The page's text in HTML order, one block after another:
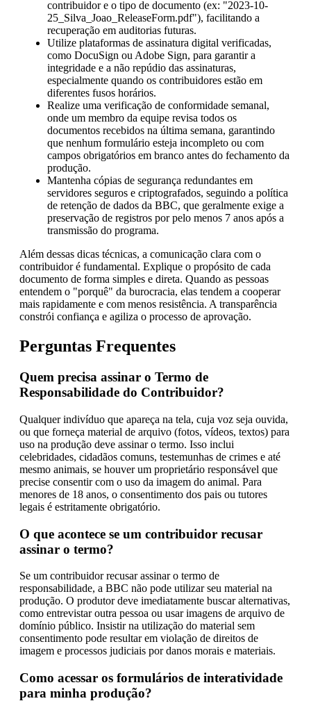
contribuidor e o tipo de documento (ex: "2023-10-
25_Silva_Joao_ReleaseForm.pdf"), facilitando a
recuperação em auditorias futuras.
Utilize plataformas de assinatura digital verificadas,
como DocuSign ou Adobe Sign, para garantir a
integridade e a não repúdio das assinaturas,
especialmente quando os contribuidores estão em
diferentes fusos horários.
Realize uma verificação de conformidade semanal,
onde um membro da equipe revisa todos os
documentos recebidos na última semana, garantindo
que nenhum formulário esteja incompleto ou com
campos obrigatórios em branco antes do fechamento da
produção.
Mantenha cópias de segurança redundantes em
servidores seguros e criptografados, seguindo a política
de retenção de dados da BBC, que geralmente exige a
preservação de registros por pelo menos 7 anos após a
transmissão do programa.
Além dessas dicas técnicas, a comunicação clara com o
contribuidor é fundamental. Explique o propósito de cada
documento de forma simples e direta. Quando as pessoas
entendem o "porquê" da burocracia, elas tendem a cooperar
mais rapidamente e com menos resistência. A transparência
constrói confiança e agiliza o processo de aprovação.
Perguntas Frequentes
Quem precisa assinar o Termo de
Responsabilidade do Contribuidor?
Qualquer indivíduo que apareça na tela, cuja voz seja ouvida,
ou que forneça material de arquivo (fotos, vídeos, textos) para
uso na produção deve assinar o termo. Isso inclui
celebridades, cidadãos comuns, testemunhas de crimes e até
mesmo animais, se houver um proprietário responsável que
precise consentir com o uso da imagem do animal. Para
menores de 18 anos, o consentimento dos pais ou tutores
legais é estritamente obrigatório.
O que acontece se um contribuidor recusar
assinar o termo?
Se um contribuidor recusar assinar o termo de
responsabilidade, a BBC não pode utilizar seu material na
produção. O produtor deve imediatamente buscar alternativas,
como entrevistar outra pessoa ou usar imagens de arquivo de
domínio público. Insistir na utilização do material sem
consentimento pode resultar em violação de direitos de
imagem e processos judiciais por danos morais e materiais.
Como acessar os formulários de interatividade
para minha produção?